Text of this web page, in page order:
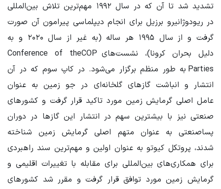
تشدید شد تا آن که در سال ۱۹۹۲ مهم‌ترین تلاش بین‌المللی
در ریودوژانیرو برزیل برای انجام دیپلماسی پیرامون آن صورت
گرفت و از سال ۱۹۹۵ هر ساله (به غیر از سال ۲۰۲۰ و به
دلیل بحران کرونا)، نشست‌های COP
Conference of the
Parties به طور منظم برگزار می‌شود. در کاپ سوم که در آن
انتشار و انباشت گازهای گلخانه‌ای در جو زمین به عنوان
عامل اصلی گرمایش زمین مورد تاکید قرار گرفت و کشورهای
صنعتی نیز با بیشترین سهم در انتشار این گازها در دوران
پساصنعتی به عنوان متهم اصلی گرمایش زمین شناخته
شدند، پروتکل کیوتو به عنوان اولین و مهم‌ترین سند راهبردی
برای همکاری‌های بین‌المللی برای مقابله با تغییرات اقلیمی و
گرمایش زمین مورد توافق قرار گرفت و مقرر شد کشورهای